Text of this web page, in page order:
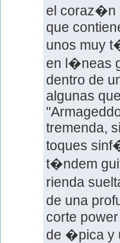
el coraz�n
que
unos muy
en l�neas
dentro de
algunas
tremenda,
toques
t�ndem
rienda
de una
corte
de �pica y